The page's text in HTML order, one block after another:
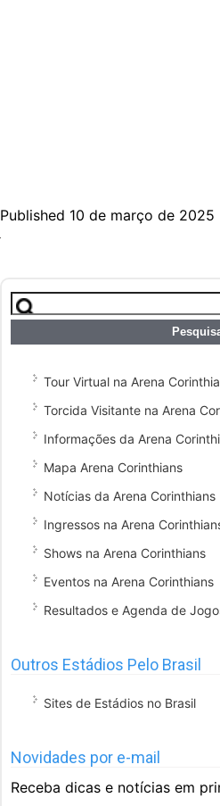
Published 10 de março de 2025
Pesquisar
por:
Tour Virtual na Arena
Torcida Visitante na Arena
Informações da Arena
Mapa Arena Corinthians
Notícias da Arena Corinthians
Ingressos na Arena
Shows na Arena Corinthians
Eventos na Arena Corinthians
Resultados e Agenda de
Outros Estádios Pelo Brasil
Sites de Estádios no Brasil
Novidades por e-mail
Receba dicas e notícias em